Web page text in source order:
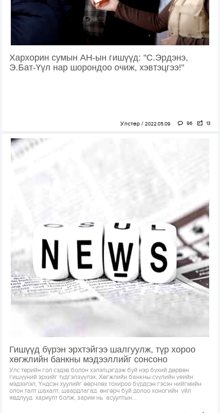
Хархорин сумын АН-ын гишүүд: "С.Эрдэнэ,
Э.Бат-Үүл нар шорондоо очиж, хэвтэцгээ!"
Улстөр 2022.05.09 96 13
Гишүүд бүрэн эрхтэйгээ шалгуулж, түр хороо
хөгжлийн банкны мэдээллийг сонсоно
Улс төрийн гол сэдэв болон хэлэлцэгдэж буй нэр бүхий дөрвөн
гишүүний эрхийг түдгэлзүүлэх, Хөгжлийн банкны сүүлийн үеийн
мэдээлэл, Үндсэн хуулийг өөрчлөх тохироо бүрдсэн гэсэн нийгмийн
олон талт шахалт, шаардлагад өнгөрч буй долоо хоногийн үйл
явдлууд хариулт болж, зарим нь асуултын...